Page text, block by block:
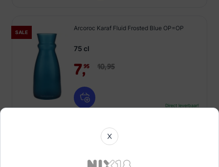
SALE
Arcoroc Karaf Fluid Frosted Blue OP=OP
75 cl
7,95 10,95
Direct leverbaar!
Arcoroc Karaf Fluid Frosted White OP=OP
X